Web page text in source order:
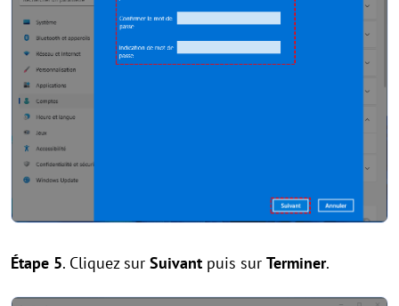
Étape 5. Cliquez sur Suivant puis sur Terminer.